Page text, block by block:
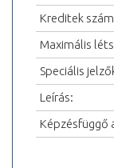
Kreditek
Maximális
Speciális
Leírás:
Képzésfüggő